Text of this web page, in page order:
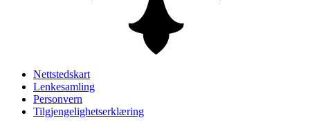
Nettstedskart
Lenkesamling
Personvern
Tilgjengelighetserklæring